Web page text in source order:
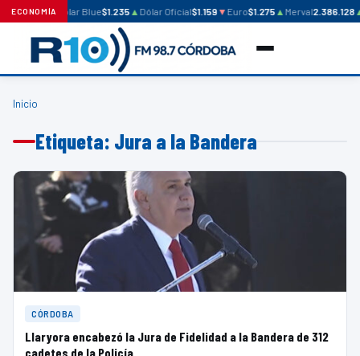
ECONOMÍADólar Blue$1.235▲ Dólar Oficial$1.159▼Euro$1.275▲ Merval2.386.128
Inicio
Etiqueta: Jura a la Bandera
CÓRDOBA
Llaryora encabezó la Jura de Fidelidad a la Bandera de 312
cadetes de la Policía